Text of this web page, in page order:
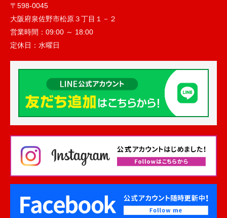
〒598-0045
大阪府泉佐野市松原３丁目１－２
営業時間： 09:00 ～ 18:00
定休日： 水曜日